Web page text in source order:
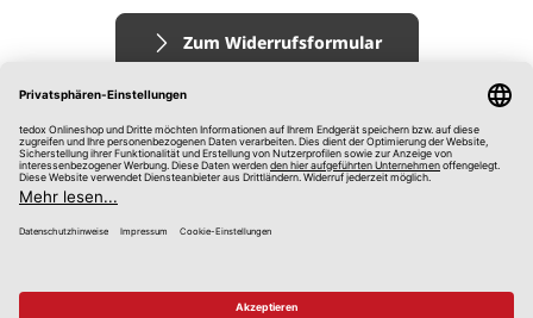
Zum Widerrufsformular
Impressum
AGB
Datenschutz
Hinweisgebersystem